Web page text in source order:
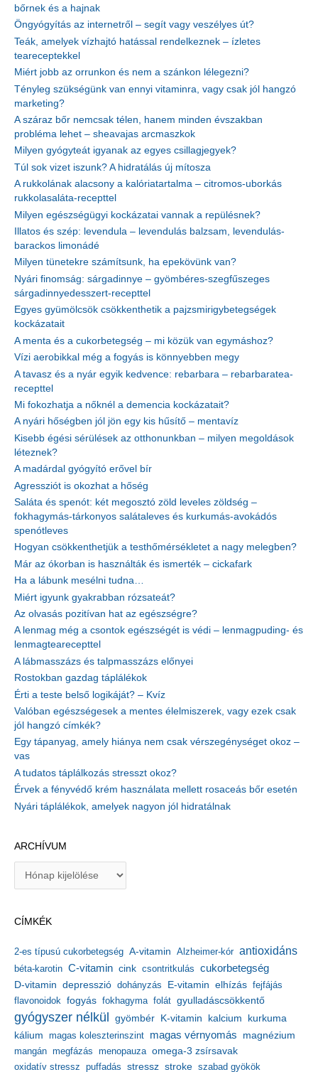
bőrnek és a hajnak
Öngyógyítás az internetről – segít vagy veszélyes út?
Teák, amelyek vízhajtó hatással rendelkeznek – ízletes
teareceptekkel
Miért jobb az orrunkon és nem a szánkon lélegezni?
Tényleg szükségünk van ennyi vitaminra, vagy csak jól hangzó
marketing?
A száraz bőr nemcsak télen, hanem minden évszakban
probléma lehet – sheavajas arcmaszkok
Milyen gyógyteát igyanak az egyes csillagjegyek?
Túl sok vizet iszunk? A hidratálás új mítosza
A rukkolának alacsony a kalóriatartalma – citromos-uborkás
rukkolasaláta-recepttel
Milyen egészségügyi kockázatai vannak a repülésnek?
Illatos és szép: levendula – levendulás balzsam, levendulás-
barackos limonádé
Milyen tünetekre számítsunk, ha epekövünk van?
Nyári finomság: sárgadinnye – gyömbéres-szegfűszeges
sárgadinnyedesszert-recepttel
Egyes gyümölcsök csökkenthetik a pajzsmirigybetegségek
kockázatait
A menta és a cukorbetegség – mi közük van egymáshoz?
Vízi aerobikkal még a fogyás is könnyebben megy
A tavasz és a nyár egyik kedvence: rebarbara – rebarbaratea-
recepttel
Mi fokozhatja a nőknél a demencia kockázatait?
A nyári hőségben jól jön egy kis hűsítő – mentavíz
Kisebb égési sérülések az otthonunkban – milyen megoldások
léteznek?
A madárdal gyógyító erővel bír
Agressziót is okozhat a hőség
Saláta és spenót: két megosztó zöld leveles zöldség –
fokhagymás-tárkonyos salátaleves és kurkumás-avokádós
spenótleves
Hogyan csökkenthetjük a testhőmérsékletet a nagy melegben?
Már az ókorban is használták és ismerték – cickafark
Ha a lábunk mesélni tudna…
Miért igyunk gyakrabban rózsateát?
Az olvasás pozitívan hat az egészségre?
A lenmag még a csontok egészségét is védi – lenmagpuding- és
lenmagtearecepttel
A lábmasszázs és talpmasszázs előnyei
Rostokban gazdag táplálékok
Érti a teste belső logikáját? – Kvíz
Valóban egészségesek a mentes élelmiszerek, vagy ezek csak
jól hangzó címkék?
Egy tápanyag, amely hiánya nem csak vérszegénységet okoz –
vas
A tudatos táplálkozás stresszt okoz?
Érvek a fényvédő krém használata mellett rosaceás bőr esetén
Nyári táplálékok, amelyek nagyon jól hidratálnak
ARCHÍVUM
í
u
m
CÍMKÉK
2-es típusú cukorbetegség A-vitamin Alzheimer-kór antioxidáns
béta-karotin C-vitamin cink csontritkulás cukorbetegség
D-vitamin depresszió dohányzás E-vitamin elhízás fejfájás
flavonoidok fogyás fokhagyma folát gyulladáscsökkentő
gyógyszer nélkül gyömbér K-vitamin kalcium kurkuma
kálium magas koleszterinszint magas vérnyomás magnézium
mangán megfázás menopauza omega-3 zsírsavak
oxidatív stressz puffadás stressz stroke szabad gyökök